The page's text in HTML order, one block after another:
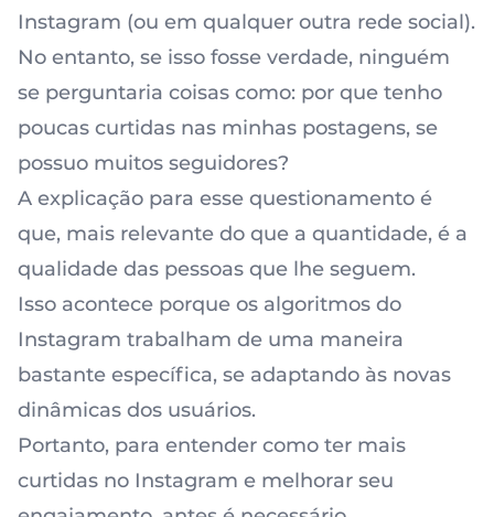
Instagram (ou em qualquer outra rede social).
No entanto, se isso fosse verdade, ninguém
se perguntaria coisas como: por que tenho
poucas curtidas nas minhas postagens, se
possuo muitos seguidores?
A explicação para esse questionamento é
que, mais relevante do que a quantidade, é a
qualidade das pessoas que lhe seguem.
Isso acontece porque os algoritmos do
Instagram trabalham de uma maneira
bastante específica, se adaptando às novas
dinâmicas dos usuários.
Portanto, para entender como ter mais
curtidas no Instagram e melhorar seu